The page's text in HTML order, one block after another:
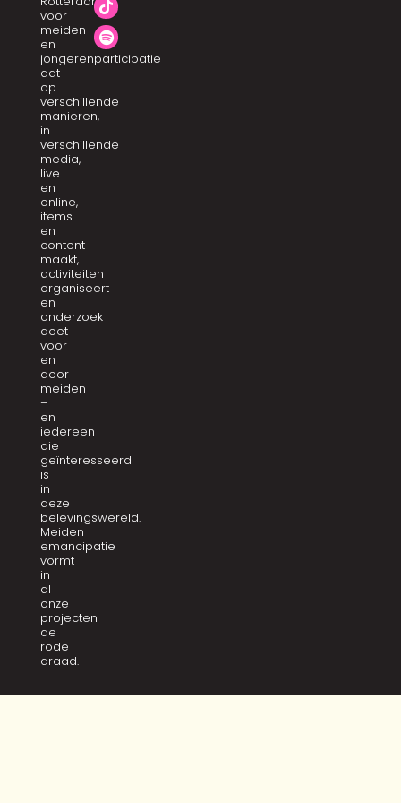
voor
meiden-
en
jongerenparticipatie
dat
op
verschillende
manieren,
in
verschillende
media,
live
en
online,
items
en
content
maakt,
activiteiten
organiseert
en
onderzoek
doet
voor
en
door
meiden
–
en
iedereen
die
geïnteresseerd
is
in
deze
belevingswereld.
Meiden
emancipatie
vormt
in
al
onze
projecten
de
rode
draad.